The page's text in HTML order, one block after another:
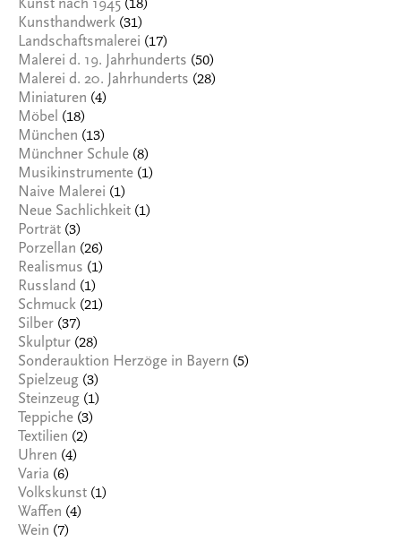
Kunst nach 1945 (18)
Kunsthandwerk (31)
Landschaftsmalerei (17)
Malerei d. 19. Jahrhunderts (50)
Malerei d. 20. Jahrhunderts (28)
Miniaturen (4)
Möbel (18)
München (13)
Münchner Schule (8)
Musikinstrumente (1)
Naive Malerei (1)
Neue Sachlichkeit (1)
Porträt (3)
Porzellan (26)
Realismus (1)
Russland (1)
Schmuck (21)
Silber (37)
Skulptur (28)
Sonderauktion Herzöge in Bayern (5)
Spielzeug (3)
Steinzeug (1)
Teppiche (3)
Textilien (2)
Uhren (4)
Varia (6)
Volkskunst (1)
Waffen (4)
Wein (7)